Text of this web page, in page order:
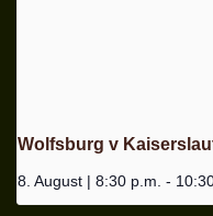
Wolfsburg v
8. August | 8:30 p.m. -